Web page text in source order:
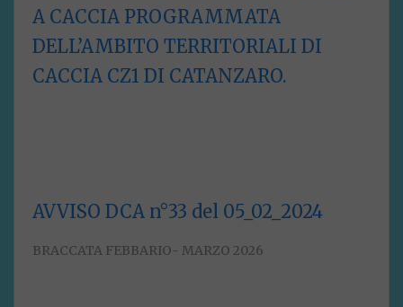
A CACCIA PROGRAMMATA
DELL’AMBITO TERRITORIALI DI
CACCIA CZ1 DI CATANZARO.
AVVISO DCA n°33 del 05_02_2024
BRACCATA FEBBARIO- MARZO 2026